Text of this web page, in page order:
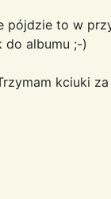
to w
do albumu ;-)
kciuki